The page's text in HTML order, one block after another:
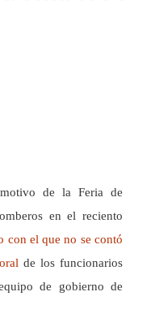
de la Feria de
en el reciento
con el que no se contó
de los funcionarios
de gobierno de